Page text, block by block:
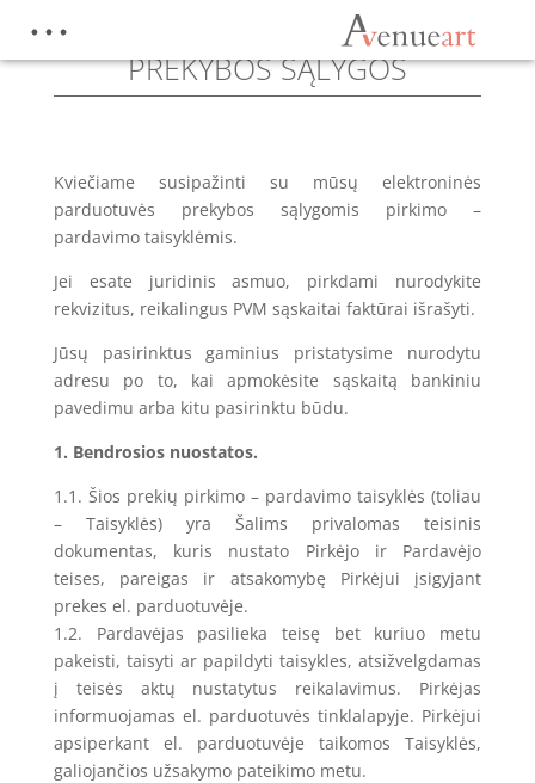
PREKYBOS SĄLYGOS
Kviečiame susipažinti su mūsų elektroninės
parduotuvės prekybos sąlygomis pirkimo –
pardavimo taisyklėmis.
Jei esate juridinis asmuo, pirkdami nurodykite
rekvizitus, reikalingus PVM sąskaitai faktūrai išrašyti.
Jūsų pasirinktus gaminius pristatysime nurodytu
adresu po to, kai apmokėsite sąskaitą bankiniu
pavedimu arba kitu pasirinktu būdu.
1. Bendrosios nuostatos.
1.1. Šios prekių pirkimo – pardavimo taisyklės (toliau
– Taisyklės) yra Šalims privalomas teisinis
dokumentas, kuris nustato Pirkėjo ir Pardavėjo
teises, pareigas ir atsakomybę Pirkėjui įsigyjant
prekes el. parduotuvėje.
1.2. Pardavėjas pasilieka teisę bet kuriuo metu
pakeisti, taisyti ar papildyti taisykles, atsižvelgdamas
į teisės aktų nustatytus reikalavimus. Pirkėjas
informuojamas el. parduotuvės tinklalapyje. Pirkėjui
apsiperkant el. parduotuvėje taikomos Taisyklės,
galiojančios užsakymo pateikimo metu.